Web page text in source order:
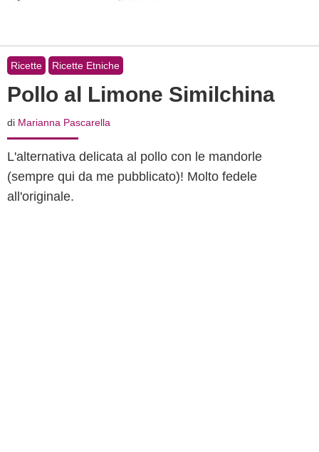
Ricette Ricette Etniche
Pollo al Limone Similchina
di Marianna Pascarella
L'alternativa delicata al pollo con le mandorle
(sempre qui da me pubblicato)! Molto fedele
all'originale.